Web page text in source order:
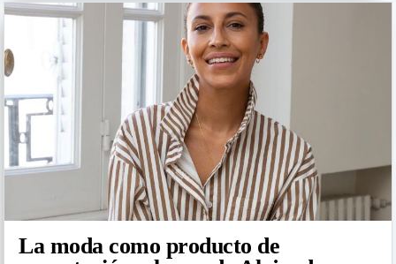
La moda como producto de